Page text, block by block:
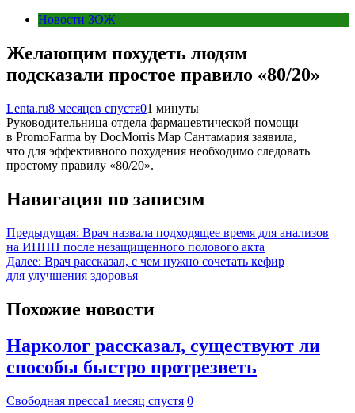
Новости ЗОЖ
Желающим похудеть людям
подсказали простое правило «80/20»
Lenta.ru8 месяцев спустя01 минуты
Руководительница отдела фармацевтической помощи
в PromoFarma by DocMorris Мар Сантамария заявила,
что для эффективного похудения необходимо следовать
простому правилу «80/20».
Навигация по записям
Предыдущая: Врач назвала подходящее время для анализов
на ИППП после незащищенного полового акта
Далее: Врач рассказал, с чем нужно сочетать кефир
для улучшения здоровья
Похожие новости
Нарколог рассказал, существуют ли
способы быстро протрезветь
Свободная пресса1 месяц спустя 0